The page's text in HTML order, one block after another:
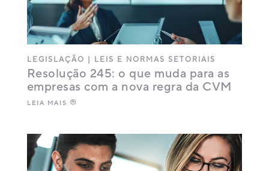
Resolução 245: o que muda para as
empresas com a nova regra da CVM
LEGISLAÇÃO | LEIS E NORMAS SETORIAIS
LEIA MAIS